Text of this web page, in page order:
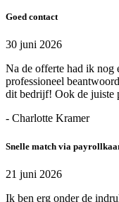
Goed contact
30 juni 2026
Na de offerte had ik nog
professioneel
dit bedrijf! Ook de juiste
- Charlotte Kramer
Snelle match via
21 juni 2026
Ik ben erg onder de